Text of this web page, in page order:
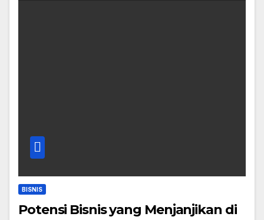
BISNIS
Potensi Bisnis yang Menjanjikan di